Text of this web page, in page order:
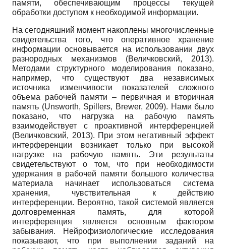
памяти, обеспечивающим процессы текущей
обработки доступом к необходимой информации.
На сегодняшний момент накоплены многочисленные
свидетельства того, что оперативное хранение
информации основывается на использовании двух
разнородных механизмов (Величковский, 2013).
Методами структурного моделирования показано,
например, что существуют два независимых
источника изменчивости показателей сложного
объема рабочей памяти – первичная и вторичная
память (Unsworth, Spillers, Brewer, 2009). Нами было
показано, что нагрузка на рабочую память
взаимодействует с проактивной интерференцией
(Величковский, 2013). При этом негативный эффект
интерференции возникает только при высокой
нагрузке на рабочую память. Эти результаты
свидетельствуют о том, что при необходимости
удержания в рабочей памяти большого количества
материала начинает использоваться система
хранения, чувствительная к действию
интерференции. Вероятно, такой системой является
долговременная память, для которой
интерференция является основным фактором
забывания. Нейрофизиологические исследования
показывают, что при выполнении заданий на